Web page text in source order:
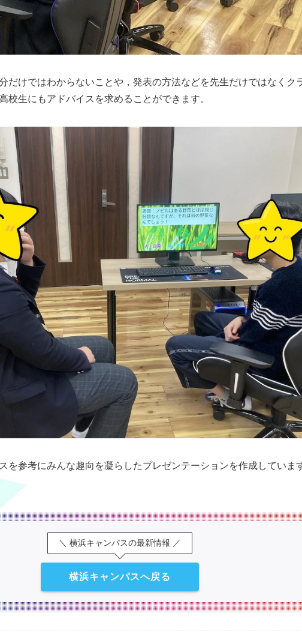
だけではわからないことや，発表の方法などを先生だけではなくク
校生にもアドバイスを求めることができます。
を参考にみんな趣向を凝らしたプレゼンテーションを作成していま
＼ 横浜キャンパスの最新情報 ／
横浜キャンパスへ戻る